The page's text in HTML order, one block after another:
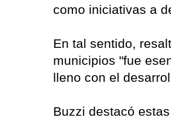
como iniciativas a
En tal sentido,
municipios "fue
lleno con el
Buzzi destacó